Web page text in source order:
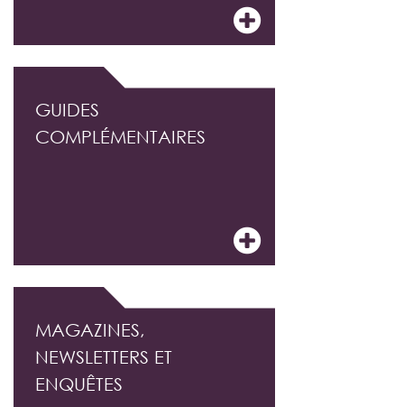
GUIDES
COMPLÉMENTAIRES
MAGAZINES,
NEWSLETTERS ET
ENQUÊTES